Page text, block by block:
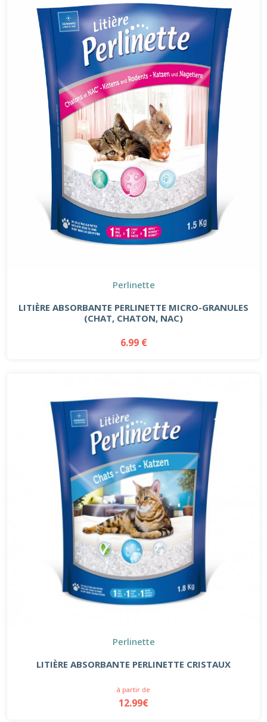
Perlinette
LITIÈRE ABSORBANTE PERLINETTE MICRO-GRANULES
(CHAT, CHATON, NAC)
6.99 €
Perlinette
LITIÈRE ABSORBANTE PERLINETTE CRISTAUX
à partir de
12.99€